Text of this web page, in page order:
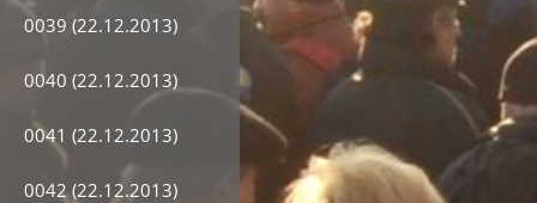
0039 (22.12.2013)
0040 (22.12.2013)
0041 (22.12.2013)
0042 (22.12.2013)